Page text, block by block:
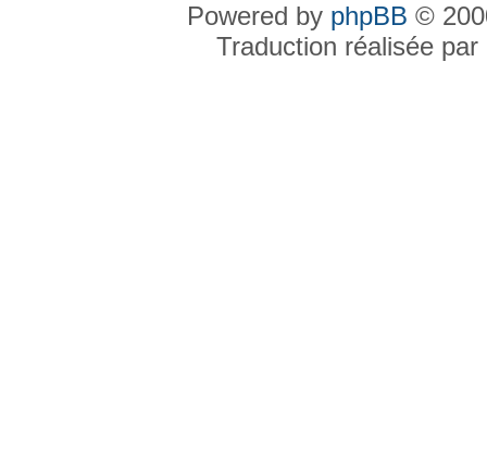
Powered by phpBB ©
Traduction réalisée par